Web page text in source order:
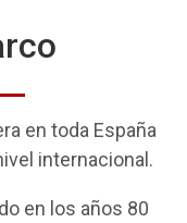
en toda España
internacional.
en los años 80